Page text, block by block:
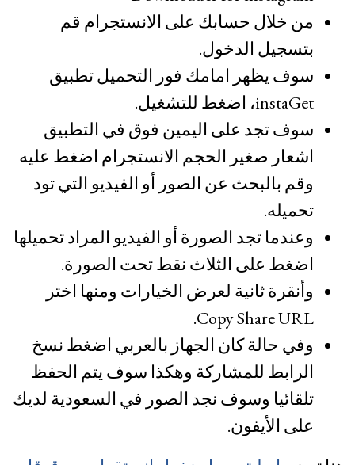
من خلال حسابك على الانستجرام قم
بتسجيل الدخول.
سوف يظهر امامك فور التحميل تطبيق
instaGet، اضغط للتشغيل.
سوف تجد على اليمين فوق في التطبيق
اشعار صغير الحجم الانستجرام اضغط عليه
وقم بالبحث عن الصور أو الفيديو التي تود
تحميله.
وعندما تجد الصورة أو الفيديو المراد تحميلها
اضغط على الثلاث نقط تحت الصورة.
وأنقرة ثانية لعرض الخيارات ومنها اختر
Copy Share URL.
وفي حالة كان الجهاز بالعربي اضغط نسخ
الرابط للمشاركة وهكذا سوف يتم الحفظ
تلقائيا وسوف نجد الصور في السعودية لديك
على الأيفون.